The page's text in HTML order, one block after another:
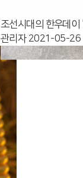
조선시대의 한우데이
관리자 2021-05-26